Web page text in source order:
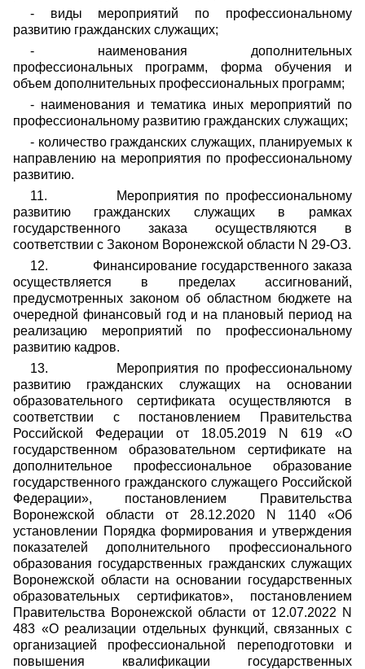
- виды мероприятий по профессиональному
развитию гражданских служащих;
- наименования дополнительных
профессиональных программ, форма обучения и
объем дополнительных профессиональных программ;
- наименования и тематика иных мероприятий по
профессиональному развитию гражданских служащих;
- количество гражданских служащих, планируемых к
направлению на мероприятия по профессиональному
развитию.
11.
Мероприятия по профессиональному
развитию гражданских служащих в рамках
государственного заказа осуществляются в
соответствии с Законом Воронежской области N 29-ОЗ.
12.
Финансирование государственного заказа
осуществляется в пределах ассигнований,
предусмотренных законом об областном бюджете на
очередной финансовый год и на плановый период на
реализацию мероприятий по профессиональному
развитию кадров.
13.
Мероприятия по профессиональному
развитию гражданских служащих на основании
образовательного сертификата осуществляются в
соответствии с постановлением Правительства
Российской Федерации от 18.05.2019 N 619 «О
государственном образовательном сертификате на
дополнительное профессиональное образование
государственного гражданского служащего Российской
Федерации», постановлением Правительства
Воронежской области от 28.12.2020 N 1140 «Об
установлении Порядка формирования и утверждения
показателей дополнительного профессионального
образования государственных гражданских служащих
Воронежской области на основании государственных
образовательных сертификатов», постановлением
Правительства Воронежской области от 12.07.2022 N
483 «О реализации отдельных функций, связанных с
организацией профессиональной переподготовки и
повышения квалификации государственных